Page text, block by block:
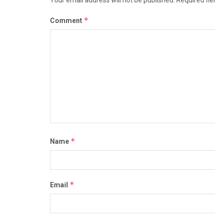
Comment *
Name *
Email *